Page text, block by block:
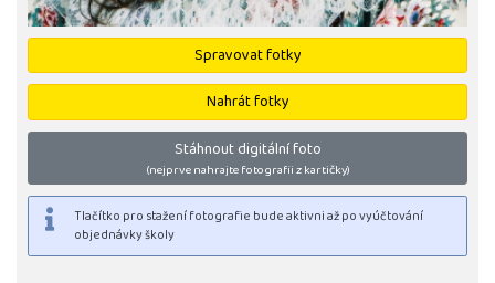
Spravovat fotky
Nahrát fotky
Stáhnout digitální foto
(nejprve nahrajte fotografii z kartičky)